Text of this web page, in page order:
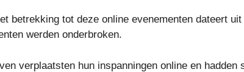
betrekking tot deze online evenementen dateert
werden onderbroken.
verplaatsten hun inspanningen online en hadden